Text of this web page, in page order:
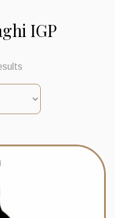
IGP
Sorted
popularity